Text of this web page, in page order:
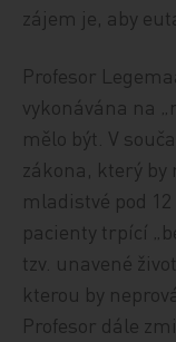
zájem je, aby
Profesor
vykonávána na
mělo být. V
zákona, který by
mladistvé pod
pacienty trpící
tzv. unavené
kterou by
Profesor dále